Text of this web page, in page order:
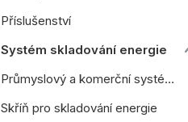
Příslušenství
Systém skladování energie
Průmyslový a komerční systém skladování energie
Skříň pro skladování energie